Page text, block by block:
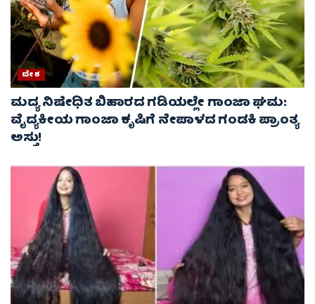
ದೇಶ
ಮದ್ಯ ನಿಷೇಧಿತ ಬಿಹಾರದ ಗಡಿಯಲ್ಲೇ ಗಾಂಜಾ ಘಮ:
ವೈದ್ಯಕೀಯ ಗಾಂಜಾ ಕೃಷಿಗೆ ನೇಪಾಳದ ಗಂಡಕಿ ಪ್ರಾಂತ್ಯ
ಅಸ್ತು!